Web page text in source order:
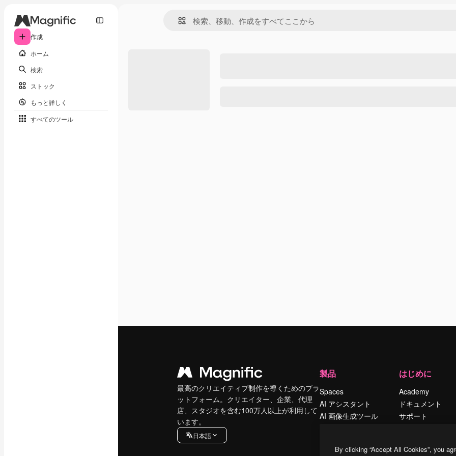
作成
ホーム
検索
ストック
もっと詳しく
すべてのツール
最高のクリエイティブ制作を導くためのプラ
ットフォーム。クリエイター、企業、代理
店、スタジオを含む100万人以上が利用して
います。
日本語
製品
Spaces
AI アシスタント
AI 画像生成ツール
ストックコンテン
はじめに
Academy
ドキュメント
サポート
シー
By clicking “Accept All Cookies”, you